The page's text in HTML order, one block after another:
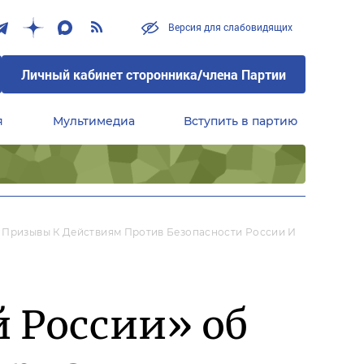
Версия для слабовидящих
Личный кабинет сторонника/члена Партии
Мультимедиа Вступить в партию
К Действиям Против Безопасности России И
об